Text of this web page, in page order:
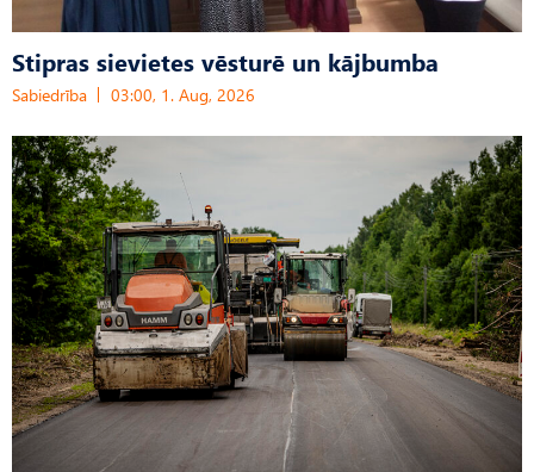
Stipras sievietes vēsturē un kājbumba
Sabiedrība 03:00, 1. Aug, 2026